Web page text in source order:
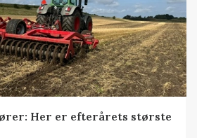
Her er efterårets største